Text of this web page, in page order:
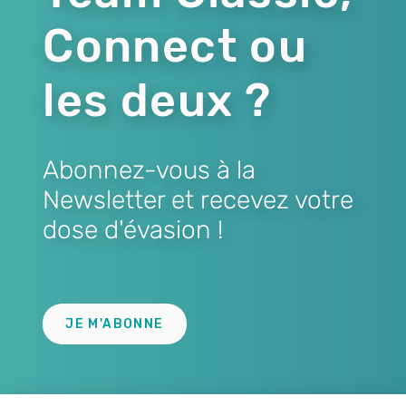
Connect ou
les deux ?
Abonnez-vous à la
Newsletter et recevez votre
dose d'évasion !
JE M'ABONNE